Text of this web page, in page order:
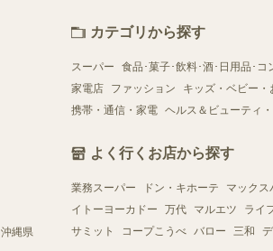
沖縄県
カテゴリから探す
スーパー 食品･菓子･飲料･酒･日用品･コ
家電店
ファッション キッズ・ベビー・
携帯・通信・家電 ヘルス＆ビューティ
よく行くお店から探す
業務スーパー ドン・キホーテ マックス
イトーヨーカドー
万代 マルエツ ライ
サミット
コープこうべ バロー 三和